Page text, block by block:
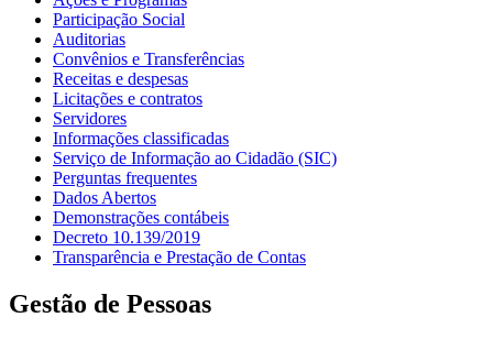
Participação Social
Auditorias
Convênios e Transferências
Receitas e despesas
Licitações e contratos
Servidores
Informações classificadas
Serviço de Informação ao Cidadão (SIC)
Perguntas frequentes
Dados Abertos
Demonstrações contábeis
Decreto 10.139/2019
Transparência e Prestação de Contas
Gestão de Pessoas